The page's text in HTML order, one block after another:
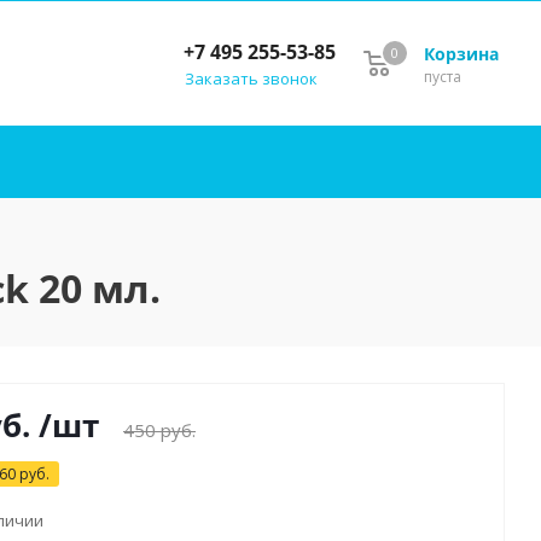
Корзина
пуста
0
+7 495 255-53-85
Заказать звонок
20 мл.
/шт 450руб.
60 руб.